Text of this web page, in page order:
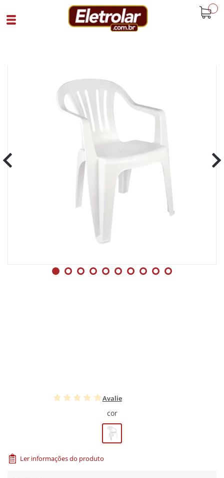
Home Hobby E Lazer
Cadeira Poltrona Plástica Bela Vista Mor
SKU 105747|4|1
Avalie
cor
Ler informações do produto